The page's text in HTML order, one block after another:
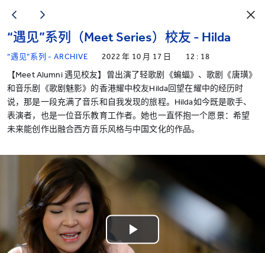
“遇见”系列（Meet Series）校友 - Hilda
“遇见”系列 - ARCHIVE 2022 年 10 月 17 日 12 : 18
【Meet Alumni 遇见校友】曾出演了轻歌剧《蝙蝠》、歌剧《唐璜》
和音乐剧《歌剧魅影》的香港耀中校友Hilda回望在耀中的经历时
说，那是一段充满了音乐和自我发现的旅程。Hilda如今既是歌手、
表演者，也是一位音乐教育工作者。她也一直怀抱一个愿景：希望
未来能创作出融合西方音乐风格与中国文化的作品。
Play